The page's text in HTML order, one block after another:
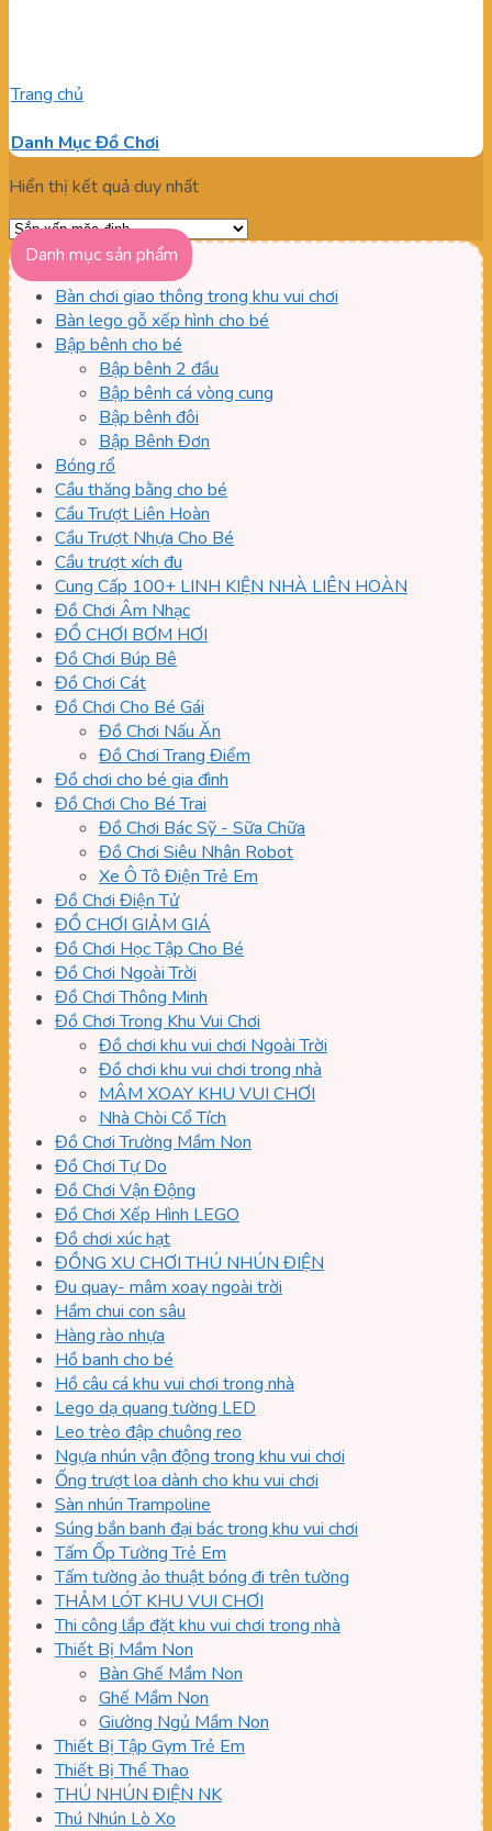
Trang chủ
Danh Mục Đồ Chơi
Hiển thị kết quả duy nhất
Danh mục sản phẩm
Bàn chơi giao thông trong khu vui chơi
Bàn lego gỗ xếp hình cho bé
Bập bênh cho bé
Bập bênh 2 đầu
Bập bênh cá vòng cung
Bập bênh đôi
Bập Bênh Đơn
Bóng rổ
Cầu thăng bằng cho bé
Cầu Trượt Liên Hoàn
Cầu Trượt Nhựa Cho Bé
Cầu trượt xích đu
Cung Cấp 100+ LINH KIỆN NHÀ LIÊN HOÀN
Đồ Chơi Âm Nhạc
ĐỒ CHƠI BƠM HƠI
Đồ Chơi Búp Bê
Đồ Chơi Cát
Đồ Chơi Cho Bé Gái
Đồ Chơi Nấu Ăn
Đồ Chơi Trang Điểm
Đồ chơi cho bé gia đình
Đồ Chơi Cho Bé Trai
Đồ Chơi Bác Sỹ - Sữa Chữa
Đồ Chơi Siêu Nhân Robot
Xe Ô Tô Điện Trẻ Em
Đồ Chơi Điện Tử
ĐỒ CHƠI GIẢM GIÁ
Đồ Chơi Học Tập Cho Bé
Đồ Chơi Ngoài Trời
Đồ Chơi Thông Minh
Đồ Chơi Trong Khu Vui Chơi
Đồ chơi khu vui chơi Ngoài Trời
Đồ chơi khu vui chơi trong nhà
MÂM XOAY KHU VUI CHƠI
Nhà Chòi Cổ Tích
Đồ Chơi Trường Mầm Non
Đồ Chơi Tự Do
Đồ Chơi Vận Động
Đồ Chơi Xếp Hình LEGO
Đồ chơi xúc hạt
ĐỒNG XU CHƠI THÚ NHÚN ĐIỆN
Đu quay- mâm xoay ngoài trời
Hầm chui con sâu
Hàng rào nhựa
Hồ banh cho bé
Hồ câu cá khu vui chơi trong nhà
Lego dạ quang tường LED
Leo trèo đập chuông reo
Ngựa nhún vận động trong khu vui chơi
Ống trượt loa dành cho khu vui chơi
Sàn nhún Trampoline
Súng bắn banh đại bác trong khu vui chơi
Tấm Ốp Tường Trẻ Em
Tấm tường ảo thuật bóng đi trên tường
THẢM LÓT KHU VUI CHƠI
Thi công lắp đặt khu vui chơi trong nhà
Thiết Bị Mầm Non
Bàn Ghế Mầm Non
Ghế Mầm Non
Giường Ngủ Mầm Non
Thiết Bị Tập Gym Trẻ Em
Thiết Bị Thể Thao
THÚ NHÚN ĐIỆN NK
Thú Nhún Lò Xo